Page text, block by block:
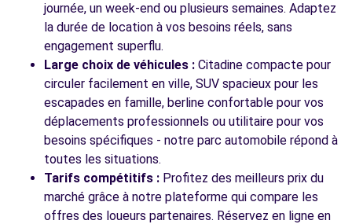
journée, un week-end ou plusieurs semaines. Adaptez
la durée de location à vos besoins réels, sans
engagement superflu.
Large choix de véhicules : Citadine compacte pour
circuler facilement en ville, SUV spacieux pour les
escapades en famille, berline confortable pour vos
déplacements professionnels ou utilitaire pour vos
besoins spécifiques - notre parc automobile répond à
toutes les situations.
Tarifs compétitifs : Profitez des meilleurs prix du
marché grâce à notre plateforme qui compare les
offres des loueurs partenaires. Réservez en ligne en